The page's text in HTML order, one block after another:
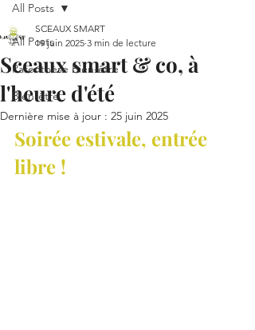
All Posts
Parenthèse Bien-être
Bien-être
All Posts
Sceaux smart & co, à
l'heure d'été
SCEAUX SMART
19 juin 2025 3 min de lecture
Dernière mise à jour : 25 juin 2025
Soirée estivale, entrée
libre !